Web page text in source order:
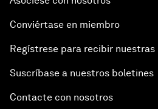
Conviértase en miembro
Regístrese para recibir
Suscríbase a nuestros boletines
Contacte con nosotros